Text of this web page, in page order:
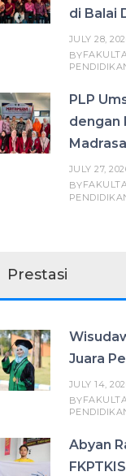
di Balai
JULY 28,
BY
PLP
dengan
JULY 27,
BY
Prestasi
Juara
JULY 14,
BY
Abyan
FKPTKIS